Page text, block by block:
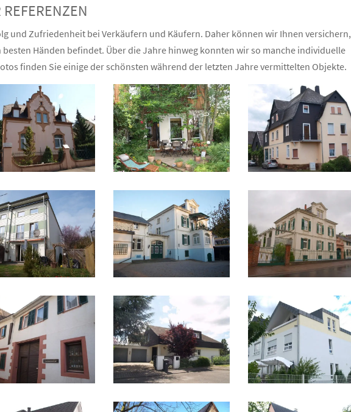
und Zufriedenheit bei Verkäufern und Käufern. Daher können wir Ihnen versichern,
Händen befindet. Über die Jahre hinweg konnten wir so manche individuelle
finden Sie einige der schönsten während der letzten Jahre vermittelten Objekte.